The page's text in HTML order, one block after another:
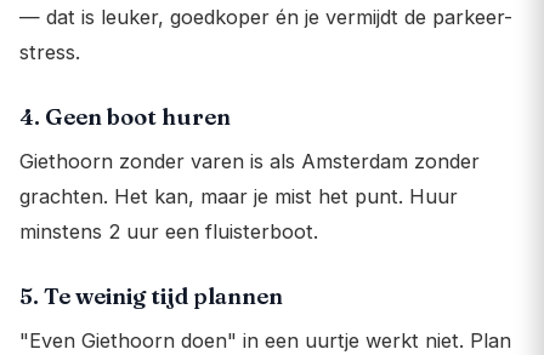
— dat is leuker, goedkoper én je vermijdt de parkeer-
stress.
4. Geen boot huren
Giethoorn zonder varen is als Amsterdam zonder
grachten. Het kan, maar je mist het punt. Huur
minstens 2 uur een fluisterboot.
5. Te weinig tijd plannen
"Even Giethoorn doen" in een uurtje werkt niet. Plan